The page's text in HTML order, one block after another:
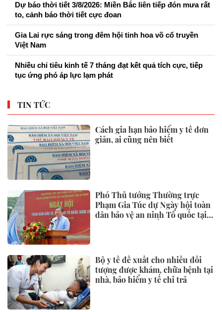
Dự báo thời tiết 3/8/2026: Miền Bắc liên tiếp đón mưa rất
to, cảnh báo thời tiết cực đoan
Gia Lai rực sáng trong đêm hội tinh hoa võ cổ truyền
Việt Nam
Nhiều chỉ tiêu kinh tế 7 tháng đạt kết quả tích cực, tiếp
tục ứng phó áp lực lạm phát
TIN TỨC
Cách gia hạn bảo hiểm y tế đơn
giản, ai cũng nên biết
Phó Thủ tướng Thường trực
Phạm Gia Túc dự Ngày hội toàn
dân bảo vệ an ninh Tổ quốc tại
Bộ y tế đề xuất cho nhiều đối
tượng được khám, chữa bệnh tại
nhà, bảo hiểm y tế chi trả